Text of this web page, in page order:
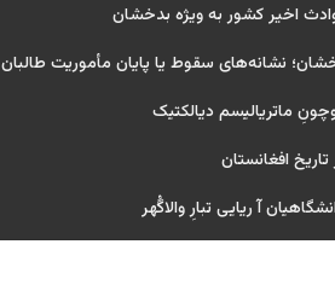
اخیر کشور به ویژه بدخشان
نشانه‌های سقوط یا پایان مأموریت طالبان
ماتریالیسم دیالکتیک
افغانستان
آ ریایی تبارِ والاگُهر